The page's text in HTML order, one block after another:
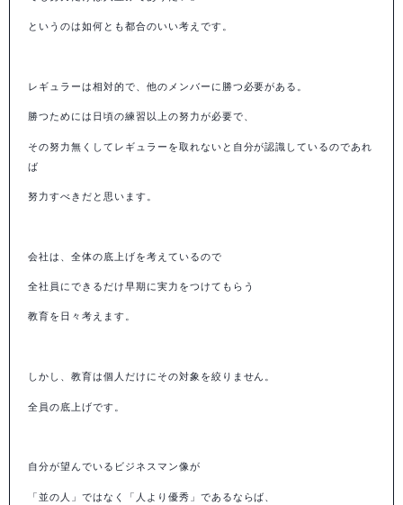
というのは如何とも都合のいい考えです。
レギュラーは相対的で、他のメンバーに勝つ必要がある。
勝つためには日頃の練習以上の努力が必要で、
その努力無くしてレギュラーを取れないと自分が認識しているのであれ
ば
努力すべきだと思います。
会社は、全体の底上げを考えているので
全社員にできるだけ早期に実力をつけてもらう
教育を日々考えます。
しかし、教育は個人だけにその対象を絞りません。
全員の底上げです。
自分が望んでいるビジネスマン像が
「並の人」ではなく「人より優秀」であるならば、